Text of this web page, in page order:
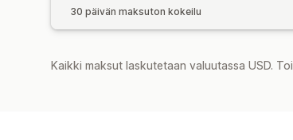
30 päivän maksuton kokeilu
Kaikki maksut laskutetaan valuutassa USD.